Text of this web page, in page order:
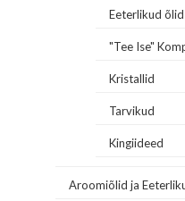
Eeterlikud õlid
"Tee Ise"
Kristallid
Tarvikud
Kingiideed
Aroomiõlid ja